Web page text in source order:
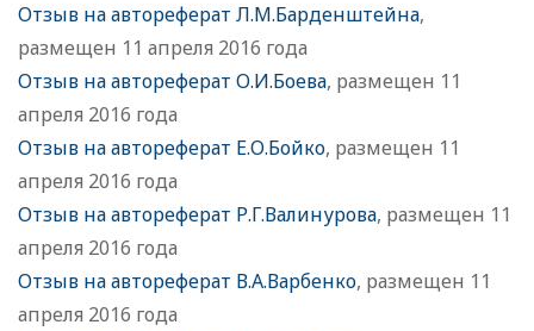
Отзыв на автореферат Л.М.Барденштейна,
размещен 11 апреля 2016 года
Отзыв на автореферат О.И.Боева, размещен 11
апреля 2016 года
Отзыв на автореферат Е.О.Бойко, размещен 11
апреля 2016 года
Отзыв на автореферат Р.Г.Валинурова, размещен 11
апреля 2016 года
Отзыв на автореферат В.А.Варбенко, размещен 11
апреля 2016 года